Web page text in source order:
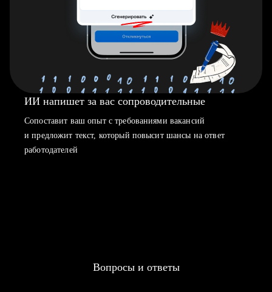
ИИ напишет за вас сопроводительные
Сопоставит ваш опыт с требованиями вакансий
и предложит текст, который повысит шансы на ответ
работодателей
Вопросы и ответы